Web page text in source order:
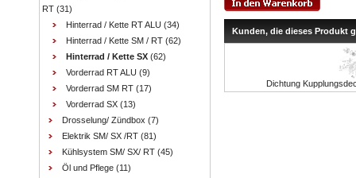
RT (31)
Hinterrad / Kette RT ALU (34)
Hinterrad / Kette SM / RT (62)
Hinterrad / Kette SX (62)
Vorderrad RT ALU (9)
Vorderrad SM RT (17)
Vorderrad SX (13)
Drosselung/ Zündbox (7)
Elektrik SM/ SX /RT (81)
Kühlsystem SM/ SX/ RT (45)
Öl und Pflege (11)
Kunden, die dieses Produkt
Dichtung